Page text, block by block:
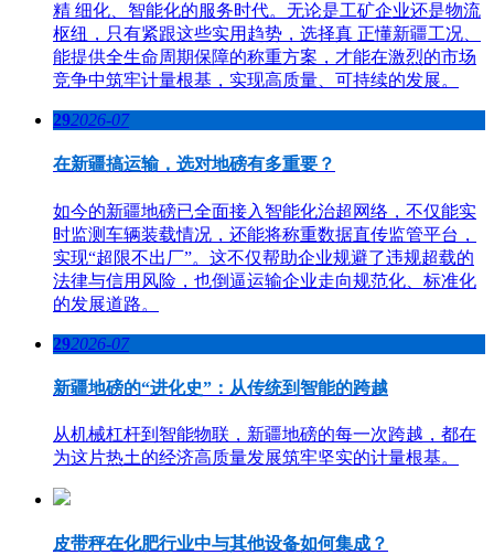
精 细化、智能化的服务时代。无论是工矿企业还是物流
枢纽，只有紧跟这些实用趋势，选择真 正懂新疆工况、
能提供全生命周期保障的称重方案，才能在激烈的市场
竞争中筑牢计量根基，实现高质量、可持续的发展。
292026-07
在新疆搞运输，选对地磅有多重要？
如今的新疆地磅已全面接入智能化治超网络，不仅能实
时监测车辆装载情况，还能将称重数据直传监管平台，
实现“超限不出厂”。这不仅帮助企业规避了违规超载的
法律与信用风险，也倒逼运输企业走向规范化、标准化
的发展道路。
292026-07
新疆地磅的“进化史”：从传统到智能的跨越
从机械杠杆到智能物联，新疆地磅的每一次跨越，都在
为这片热土的经济高质量发展筑牢坚实的计量根基。
皮带秤在化肥行业中与其他设备如何集成？